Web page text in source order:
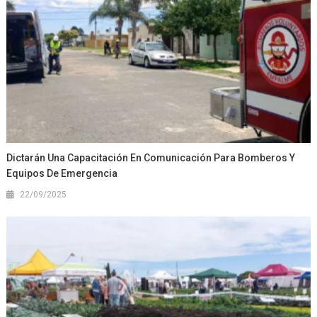
Dictarán Una Capacitación En Comunicación Para Bomberos Y
Equipos De Emergencia
22/09/2025